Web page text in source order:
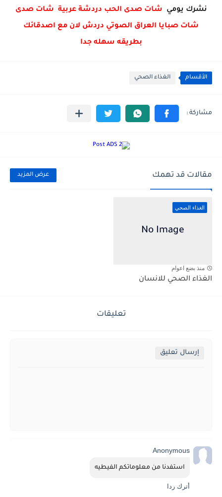
نشرك يومي شات صدى الحب دردشة عربية شات صدى
شات صبايا العراق الصوتي دردش لان مع اصدقائك
بطريقه سهله جدا
الأقسام الغذاء الصحي
مقالات قد تهمك عرض المزيد
الغذاء الصحي
منذ بضع اعوام
الغذاء الصحي للانسان
تعليقات
إرسال تعليق
Anonymous
استفدنا من معلوماتكم الفيطيه
أترك ردا